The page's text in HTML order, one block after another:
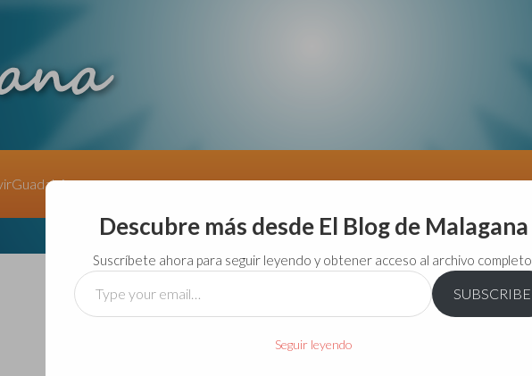
Descubre más desde El Blog de Malagana
Suscríbete ahora para seguir leyendo y obtener acceso al archivo completo.
Type
your
SUBSCRIBE
Seguir leyendo